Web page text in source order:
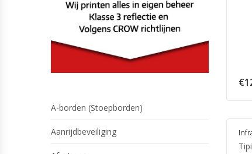
€
A-borden (Stoepborden)
Aanrijdbeveiliging